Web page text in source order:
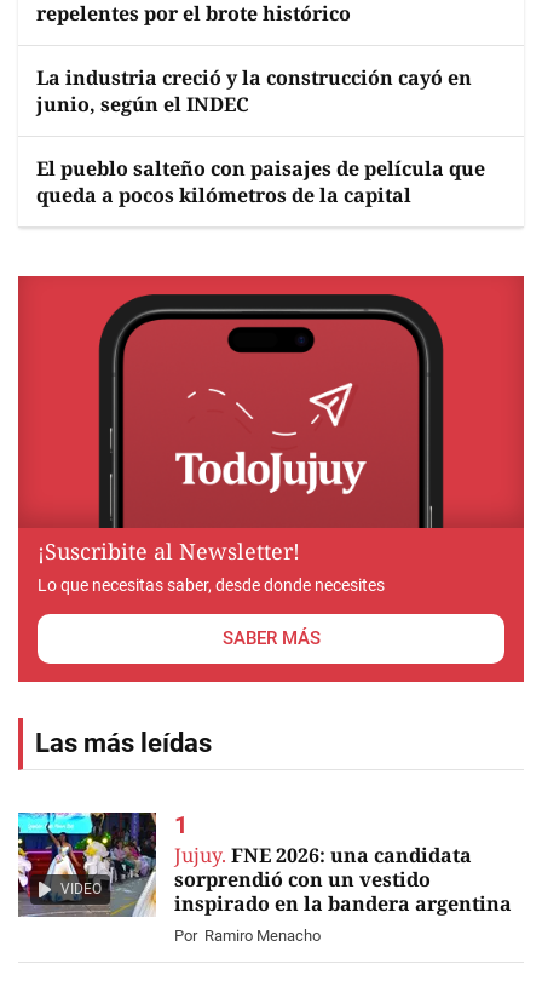
repelentes por el brote histórico
La industria creció y la construcción cayó en
junio, según el INDEC
El pueblo salteño con paisajes de película que
queda a pocos kilómetros de la capital
¡Suscribite al Newsletter!
Lo que necesitas saber, desde donde necesites
SABER MÁS
Las más leídas
VIDEO
Jujuy. FNE 2026: una candidata
sorprendió con un vestido
inspirado en la bandera argentina
Por Ramiro Menacho